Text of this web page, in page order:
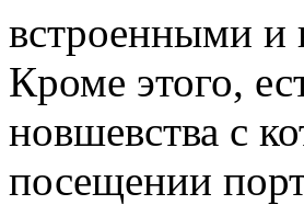
встроенными и
Кроме этого,
новшевства с
посещении